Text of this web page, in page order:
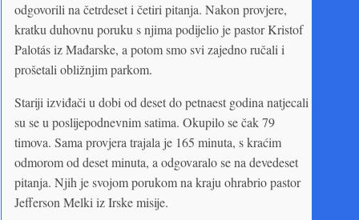
odgovorili na četrdeset i četiri pitanja. Nakon provjere,
kratku duhovnu poruku s njima podijelio je pastor Kristof
Palotás iz Mađarske, a potom smo svi zajedno ručali i
prošetali obližnjim parkom.
Stariji izviđači u dobi od deset do petnaest godina natjecali
su se u poslijepodnevnim satima. Okupilo se čak 79
timova. Sama provjera trajala je 165 minuta, s kraćim
odmorom od deset minuta, a odgovaralo se na devedeset
pitanja. Njih je svojom porukom na kraju ohrabrio pastor
Jefferson Melki iz Irske misije.